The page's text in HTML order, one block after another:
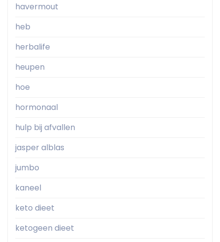
havermout
heb
herbalife
heupen
hoe
hormonaal
hulp bij afvallen
jasper alblas
jumbo
kaneel
keto dieet
ketogeen dieet